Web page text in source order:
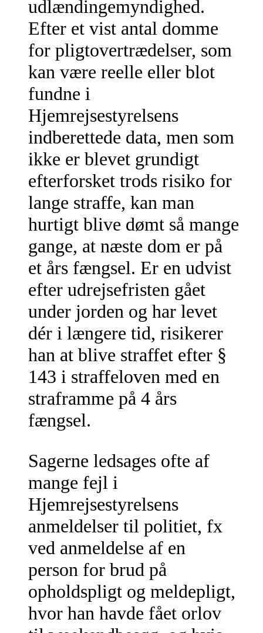
udlændingemyndighed.
Efter et vist antal domme
for pligtovertrædelser, som
kan være reelle eller blot
fundne i
Hjemrejsestyrelsens
indberettede data, men som
ikke er blevet grundigt
efterforsket trods risiko for
lange straffe, kan man
hurtigt blive dømt så mange
gange, at næste dom er på
et års fængsel. Er en udvist
efter udrejsefristen gået
under jorden og har levet
dér i længere tid, risikerer
han at blive straffet efter §
143 i straffeloven med en
straframme på 4 års
fængsel.
Sagerne ledsages ofte af
mange fejl i
Hjemrejsestyrelsens
anmeldelser til politiet, fx
ved anmeldelse af en
person for brud på
opholdspligt og meldepligt,
hvor han havde fået orlov